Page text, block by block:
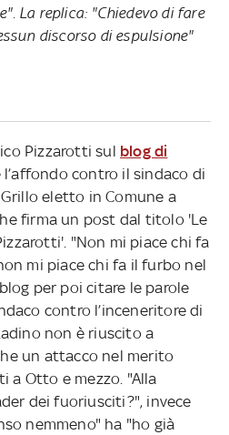
La replica: "Chiedevo di fare
discorso di espulsione"
Pizzarotti sul blog di
l’affondo contro il sindaco di
eletto in Comune a
firma un post dal titolo 'Le
"Non mi piace chi fa
mi piace chi fa il furbo nel
per poi citare le parole
contro l’inceneritore di
non è riuscito a
un attacco nel merito
a Otto e mezzo. "Alla
dei fuoriusciti?", invece
nemmeno" ha "ho già